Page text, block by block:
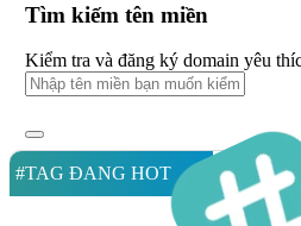
Tìm kiếm tên miền
Kiểm tra và đăng ký domain yêu
#TAG ĐANG HOT